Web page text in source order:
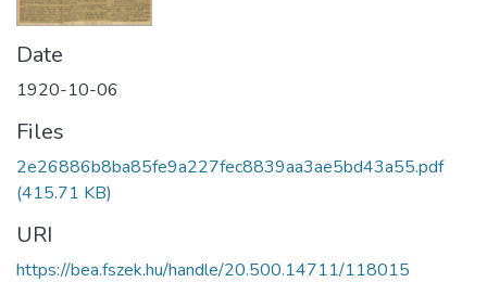
Date
1920-10-06
Files
2e26886b8ba85fe9a227fec8839aa3ae5bd43a55.pdf
(415.71 KB)
URI
https://bea.fszek.hu/handle/20.500.14711/118015